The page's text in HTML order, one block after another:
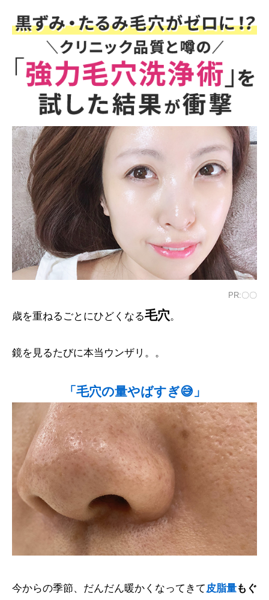
PR:〇〇
歳を重ねるごとにひどくなる毛穴。
鏡を見るたびに本当ウンザリ。。
「毛穴の量やばすぎ😅」
今からの季節、だんだん暖かくなってきて皮脂量もぐ